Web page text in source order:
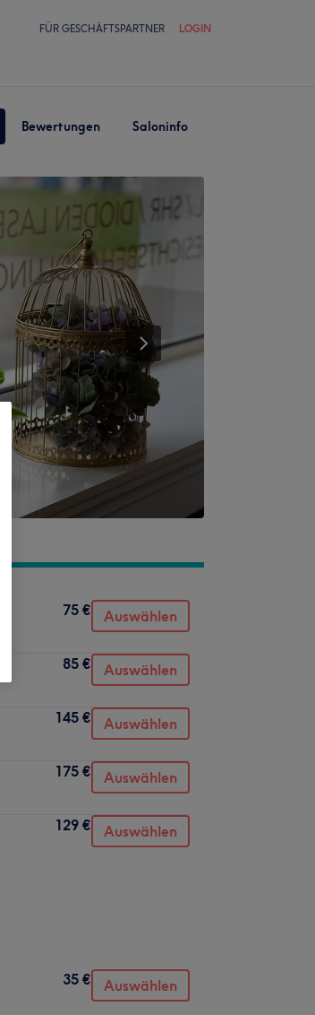
FÜR GESCHÄFTSPARTNER LOGIN
Bewertungen Saloninfo
75 € Auswählen
85 € Auswählen
145 € Auswählen
175 € Auswählen
129 € Auswählen
35 € Auswählen